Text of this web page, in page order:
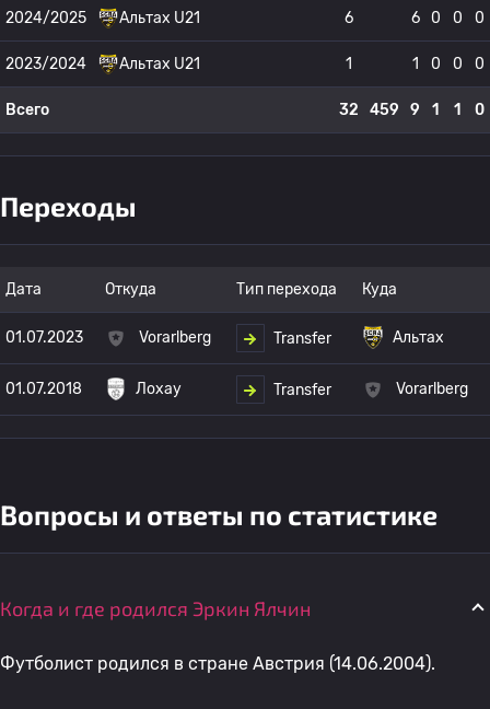
2024/2025 Альтах U21 6 6 0 0 0
2023/2024 Альтах U21 1 1 0 0 0
Всего 32 459 9 1 1 0
Переходы
Дата Откуда Тип перехода Куда
01.07.2023 Vorarlberg Transfer Альтах
01.07.2018 Лохау Transfer Vorarlberg
Вопросы и ответы по статистике
Когда и где родился Эркин Ялчин
Футболист родился в стране Австрия (14.06.2004).